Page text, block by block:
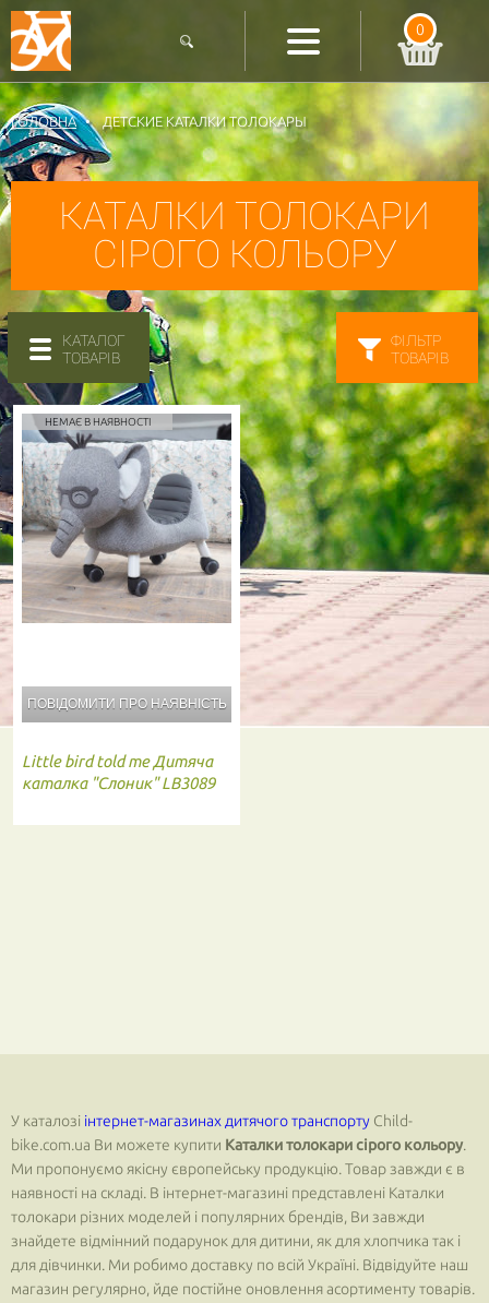
0
ГОЛОВНА ДЕТСКИЕ КАТАЛКИ ТОЛОКАРЫ
КАТАЛКИ ТОЛОКАРИ
СІРОГО КОЛЬОРУ
КАТАЛОГ
ТОВАРІВ
ФІЛЬТР
ТОВАРІВ
НЕМАЄ В НАЯВНОСТІ
ПОВІДОМИТИ ПРО НАЯВНІСТЬ
Little bird told me Дитяча
каталка "Слоник" LB3089
У каталозі інтернет-магазинах дитячого транспорту Child-
bike.com.ua Ви можете купити Каталки толокари сірого кольору.
Ми пропонуємо якісну європейську продукцію. Товар завжди є в
наявності на складі. В інтернет-магазині представлені Каталки
толокари різних моделей і популярних брендів, Ви завжди
знайдете відмінний подарунок для дитини, як для хлопчика так і
для дівчинки. Ми робимо доставку по всій Україні. Відвідуйте наш
магазин регулярно, йде постійне оновлення асортименту товарів.